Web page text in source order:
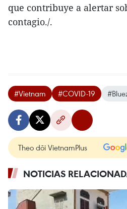
que contribuye a alertar
contagio./.
#Vietnam #COVID-19
Theo dõi VietnamPlus
NOTICIAS